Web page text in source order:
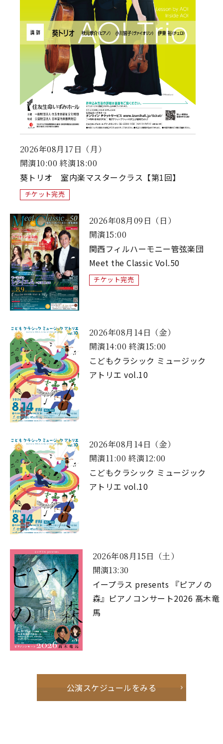
2026年08月17日（月）
開演10:00 終演18:00
葵トリオ 室内楽マスタークラス【第1回】
チケット完売
2026年08月09日（日）
開演15:00
関西フィルハーモニー管弦楽団
Meet the Classic Vol.50
チケット完売
2026年08月14日（金）
開演14:00 終演15:00
こどもクラシック ミュージック
アトリエ vol.10
2026年08月14日（金）
開演11:00 終演12:00
こどもクラシック ミュージック
アトリエ vol.10
2026年08月15日（土）
開演13:30
イープラス presents 『ピアノの
森』ピアノコンサート2026 髙木竜
馬
公演スケジュールをみる